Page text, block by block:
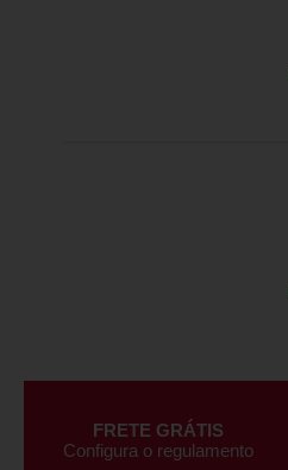
FRETE GRÁTIS
Configura o regulamento